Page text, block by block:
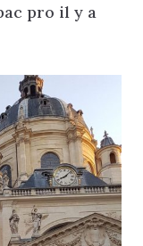
pro il y a